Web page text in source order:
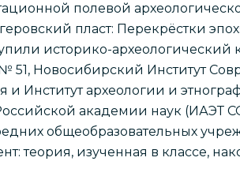
полевой
пласт: Перекрёстки
историко-археологический
Новосибирский Институт
и Институт археологии и
академии наук (ИАЭТ
общеобразовательных
теория, изученная в классе,